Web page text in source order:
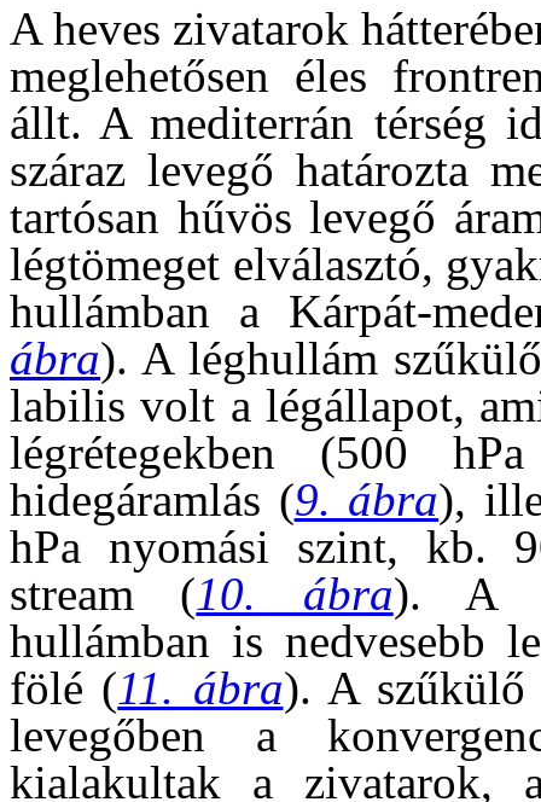
A heves zivatarok
meglehetősen éles
állt. A mediterrán térség
száraz levegő határozta
tartósan hűvös levegő
légtömeget elválasztó,
hullámban a Kárpát-
ábra). A léghullám
labilis volt a légállapot,
légrétegekben (500
hidegáramlás (9. ábra),
hPa nyomási szint, kb.
stream (10. ábra). A
hullámban is nedvesebb
fölé (11. ábra). A szűkülő
levegőben a
kialakultak a zivatarok,